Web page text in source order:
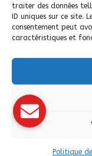
traiter des données
ID uniques sur ce site.
consentement peut
caractéristiques et
Politique